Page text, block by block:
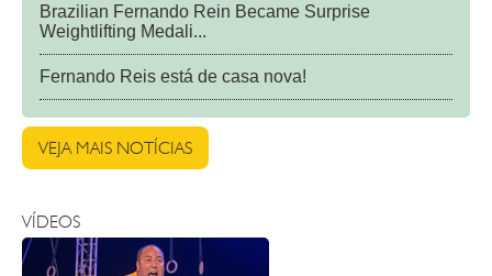
Brazilian Fernando Rein Became Surprise
Weightlifting Medali...
Fernando Reis está de casa nova!
VEJA MAIS NOTÍCIAS
VÍDEOS